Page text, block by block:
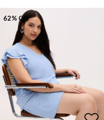
62% Off